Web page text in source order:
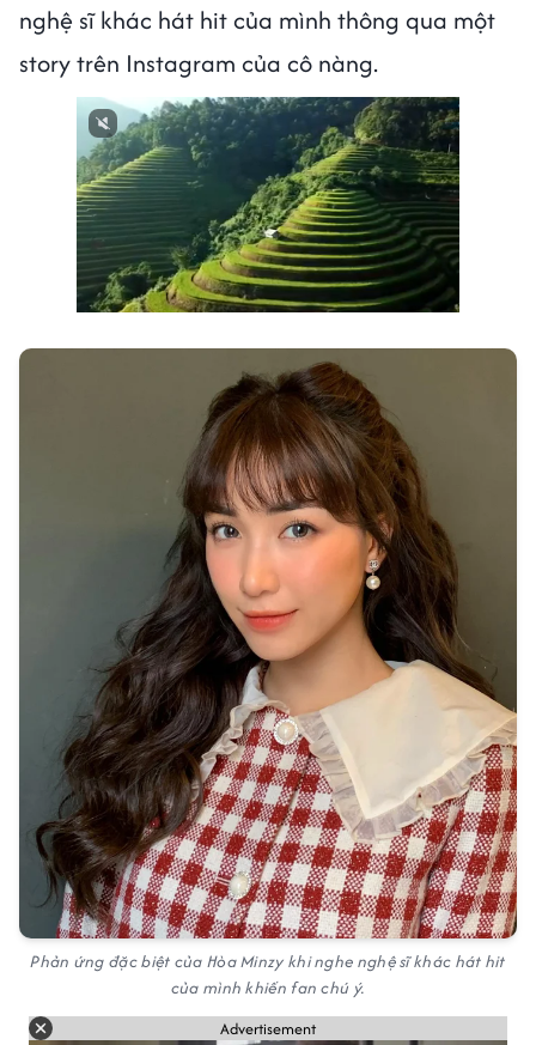
nghệ sĩ khác hát hit của mình thông qua một
story trên Instagram của cô nàng.
Phản ứng đặc biệt của Hòa Minzy khi nghe nghệ sĩ khác hát hit
của mình khiến fan chú ý.
Advertisement